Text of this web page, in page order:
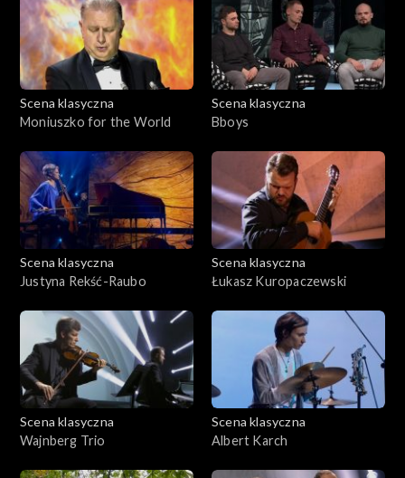
Scena klasyczna
Moniuszko for the World
Scena klasyczna
Bboys
Scena klasyczna
Justyna Rekść-Raubo
Scena klasyczna
Łukasz Kuropaczewski
Scena klasyczna
Wajnberg Trio
Scena klasyczna
Albert Karch